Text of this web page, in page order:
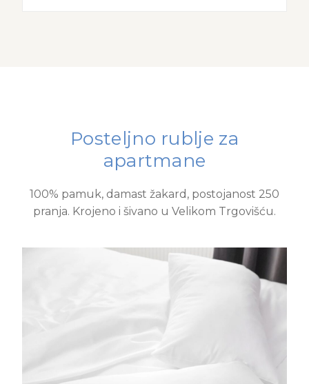
Posteljno rublje za
apartmane
100% pamuk, damast žakard, postojanost 250
pranja. Krojeno i šivano u Velikom Trgovišću.